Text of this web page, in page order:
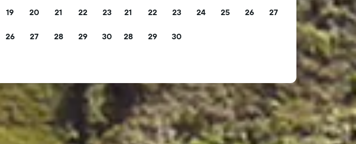
19 20 21 22 23
26 27 28 29 30
21 22 23 24 25 26 27
28 29 30